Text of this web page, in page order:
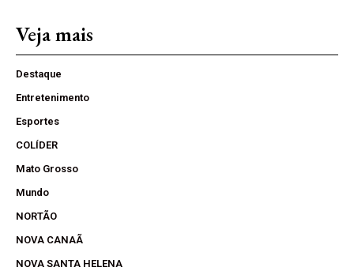
Veja mais
Destaque
Entretenimento
Esportes
COLÍDER
Mato Grosso
Mundo
NORTÃO
NOVA CANAÃ
NOVA SANTA HELENA